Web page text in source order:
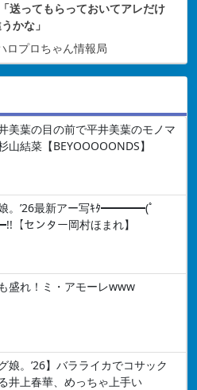
送ってもらっておいてアレだけ
かな」
ロプロちゃん情報局
美葉の目の前で平井美葉のモノマ
山結菜【BEYOOOOONDS】
。’26最新アー写ｷﾀ━━━━(ﾟ
センター岡村ほまれ】
盛れ！ミ・アモーレwww
娘。’26】バラライカでコサック
井上春華、めっちゃ上手い